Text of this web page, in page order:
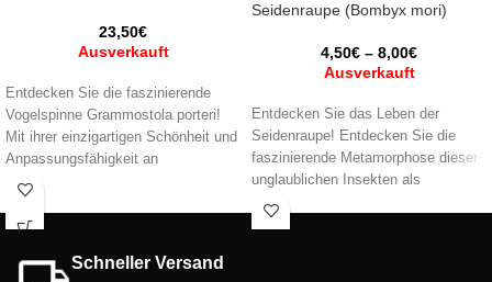
23,50€
Ausverkauft
Entdecken Sie die faszinierende
Vogelspinne Grammostola porteri!
Mit ihrer einzigartigen Schönheit und
Anpassungsfähigkeit an
verschiedene Terrarien ist diese
die Welt der exotischen Haustiere.
in Ihrem Zuhause mit dieser
Seidenraupe (Bombyx mori)
4,50€ – 8,00€
Ausverkauft
Entdecken Sie das Leben der
Seidenraupe! Entdecken Sie die
faszinierende Metamorphose dieser
unglaublichen Insekten als
Lebendfutter für Haustiere und ihre
Schneller Versand